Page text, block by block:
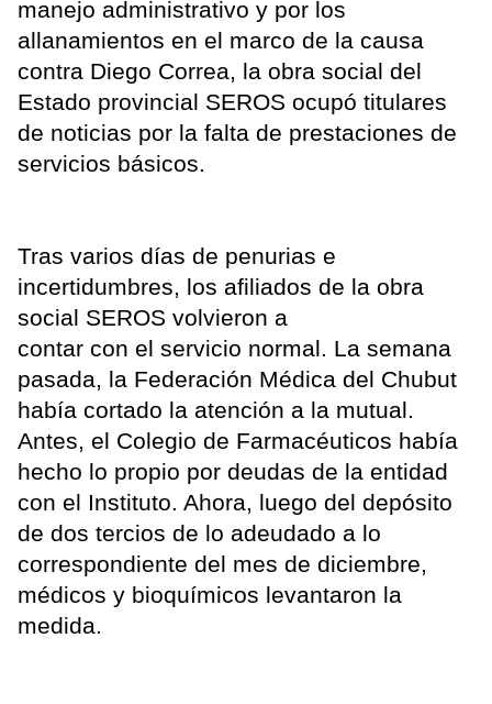
manejo administrativo y por los
allanamientos en el marco de la causa
contra Diego Correa, la obra social del
Estado provincial SEROS ocupó titulares
de noticias por la falta de prestaciones de
servicios básicos.
Tras varios días de penurias e
incertidumbres, los afiliados de la obra
social SEROS volvieron a
contar con el servicio normal. La semana
pasada, la Federación Médica del Chubut
había cortado la atención a la mutual.
Antes, el Colegio de Farmacéuticos había
hecho lo propio por deudas de la entidad
con el Instituto. Ahora, luego del depósito
de dos tercios de lo adeudado a lo
correspondiente del mes de diciembre,
médicos y bioquímicos levantaron la
medida.